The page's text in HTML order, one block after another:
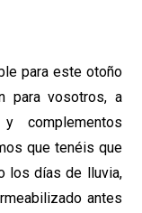
para este otoño
para vosotros, a
complementos
que tenéis que
los días de lluvia,
antes